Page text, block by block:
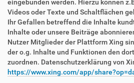
eingebunden werden. Hierzu können
Videos oder Texte und Schaltflächen
Ihr Gefallen betreffend die Inhalte
Inhalte oder unsere Beiträge
Nutzer Mitglieder der Plattform Xing
der o.g. Inhalte und Funktionen den
zuordnen. Datenschutzerklärung von
https://www.xing.com/app/